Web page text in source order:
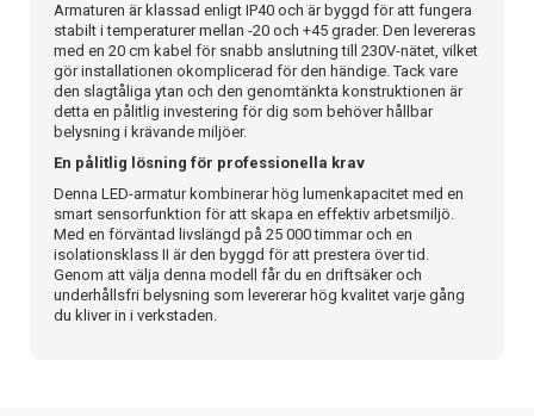
Armaturen är klassad enligt IP40 och är byggd för att fungera
stabilt i temperaturer mellan -20 och +45 grader. Den levereras
med en 20 cm kabel för snabb anslutning till 230V-nätet, vilket
gör installationen okomplicerad för den händige. Tack vare
den slagtåliga ytan och den genomtänkta konstruktionen är
detta en pålitlig investering för dig som behöver hållbar
belysning i krävande miljöer.
En pålitlig lösning för professionella krav
Denna LED-armatur kombinerar hög lumenkapacitet med en
smart sensorfunktion för att skapa en effektiv arbetsmiljö.
Med en förväntad livslängd på 25 000 timmar och en
isolationsklass II är den byggd för att prestera över tid.
Genom att välja denna modell får du en driftsäker och
underhållsfri belysning som levererar hög kvalitet varje gång
du kliver in i verkstaden.